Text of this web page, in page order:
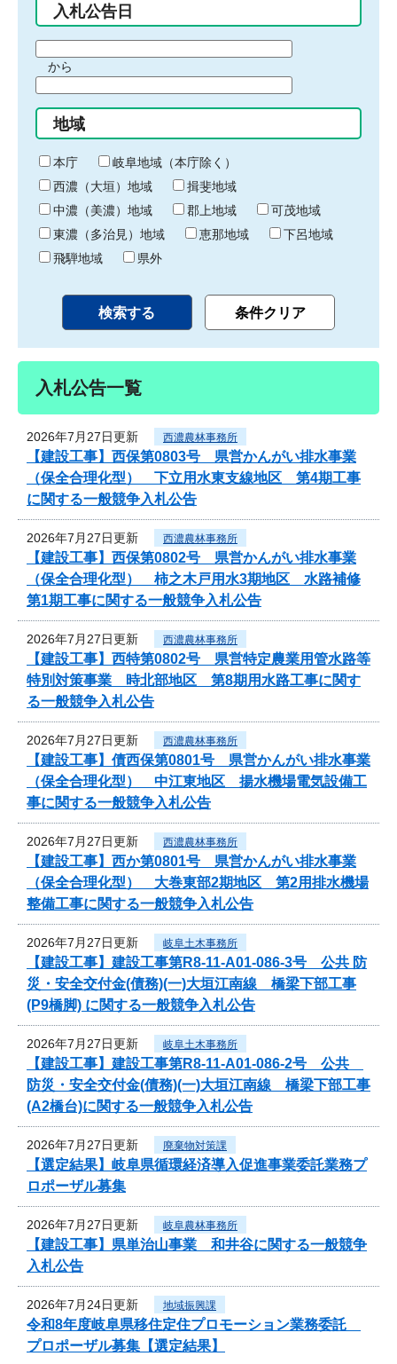
入札公告日
間
始
り
から
間
終
わ
り
地域
本庁
岐阜地域（本庁除く）
西濃（大垣）地域
揖斐地域
中濃（美濃）地域
郡上地域
可茂地域
東濃（多治見）地域
恵那地域
下呂地域
飛騨地域
県外
入札公告一覧
2026年7月27日更新 西濃農林事務所
【建設工事】西保第0803号 県営かんがい排水事業
（保全合理化型） 下立用水東支線地区 第4期工事
に関する一般競争入札公告
2026年7月27日更新 西濃農林事務所
【建設工事】西保第0802号 県営かんがい排水事業
（保全合理化型） 柿之木戸用水3期地区 水路補修
第1期工事に関する一般競争入札公告
2026年7月27日更新 西濃農林事務所
【建設工事】西特第0802号 県営特定農業用管水路等
特別対策事業 時北部地区 第8期用水路工事に関す
る一般競争入札公告
2026年7月27日更新 西濃農林事務所
【建設工事】債西保第0801号 県営かんがい排水事業
（保全合理化型） 中江東地区 揚水機場電気設備工
事に関する一般競争入札公告
2026年7月27日更新 西濃農林事務所
【建設工事】西か第0801号 県営かんがい排水事業
（保全合理化型） 大巻東部2期地区 第2用排水機場
整備工事に関する一般競争入札公告
2026年7月27日更新 岐阜土木事務所
【建設工事】建設工事第R8-11-A01-086-3号 公共 防
災・安全交付金(債務)(一)大垣江南線 橋梁下部工事
(P9橋脚) に関する一般競争入札公告
2026年7月27日更新 岐阜土木事務所
【建設工事】建設工事第R8-11-A01-086-2号 公共
防災・安全交付金(債務)(一)大垣江南線 橋梁下部工事
(A2橋台)に関する一般競争入札公告
2026年7月27日更新 廃棄物対策課
【選定結果】岐阜県循環経済導入促進事業委託業務プ
ロポーザル募集
2026年7月27日更新 岐阜農林事務所
【建設工事】県単治山事業 和井谷に関する一般競争
入札公告
2026年7月24日更新 地域振興課
令和8年度岐阜県移住定住プロモーション業務委託
プロポーザル募集【選定結果】